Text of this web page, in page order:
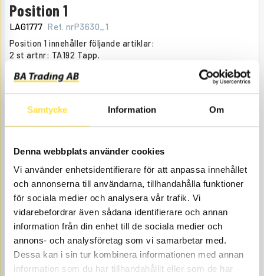
Samtycke Information Om
Denna webbplats använder cookies
Vi använder enhetsidentifierare för att anpassa innehållet
och annonserna till användarna, tillhandahålla funktioner
för sociala medier och analysera vår trafik. Vi
vidarebefordrar även sådana identifierare och annan
information från din enhet till de sociala medier och
annons- och analysföretag som vi samarbetar med.
Dessa kan i sin tur kombinera informationen med annan
information som du har tillhandahållit eller som de har
Position 1
LAG1777 Ref. nrP3630_1
Position 1 innehåller följande artiklar:
2 st artnr: TA192 Tapp.
Åtgår1
6 400.00
ÅTGÅR
TAPP
TA192 Ref. nr6610192